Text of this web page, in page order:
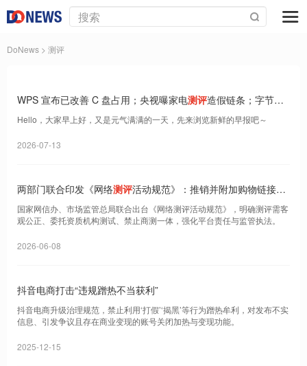
DoNews > 测评
WPS 宣布已改善 C 盘占用；央视曝家电测评造假链条；字节红
烛故事宣布将停止运营｜Do早报
Hello，大家早上好，又是元气满满的一天，先来浏览新鲜的早报吧～
2026-07-13
两部门联合印发《网络测评活动规范》：推销并附加购物链接应
显著标明“广告”
国家网信办、市场监管总局联合出台《网络测评活动规范》，明确测评需客
观公正、委托资质机构测试、禁止商测一体，强化平台责任与监管执法。
2026-06-08
抖音电商打击“违规蹭热不当获利”
抖音电商升级治理规范，禁止利用‘打假’‘揭黑’等行为蹭热牟利，对发布不实
信息、引发争议且存在商业变现的账号关闭加热与变现功能。
2025-12-15